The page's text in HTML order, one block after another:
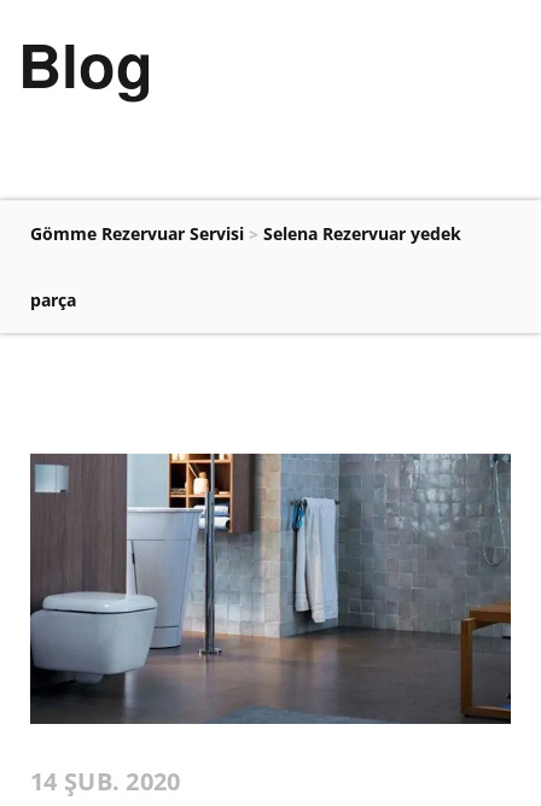
Blog
Gömme Rezervuar Servisi > Selena Rezervuar yedek
parça
14 ŞUB. 2020